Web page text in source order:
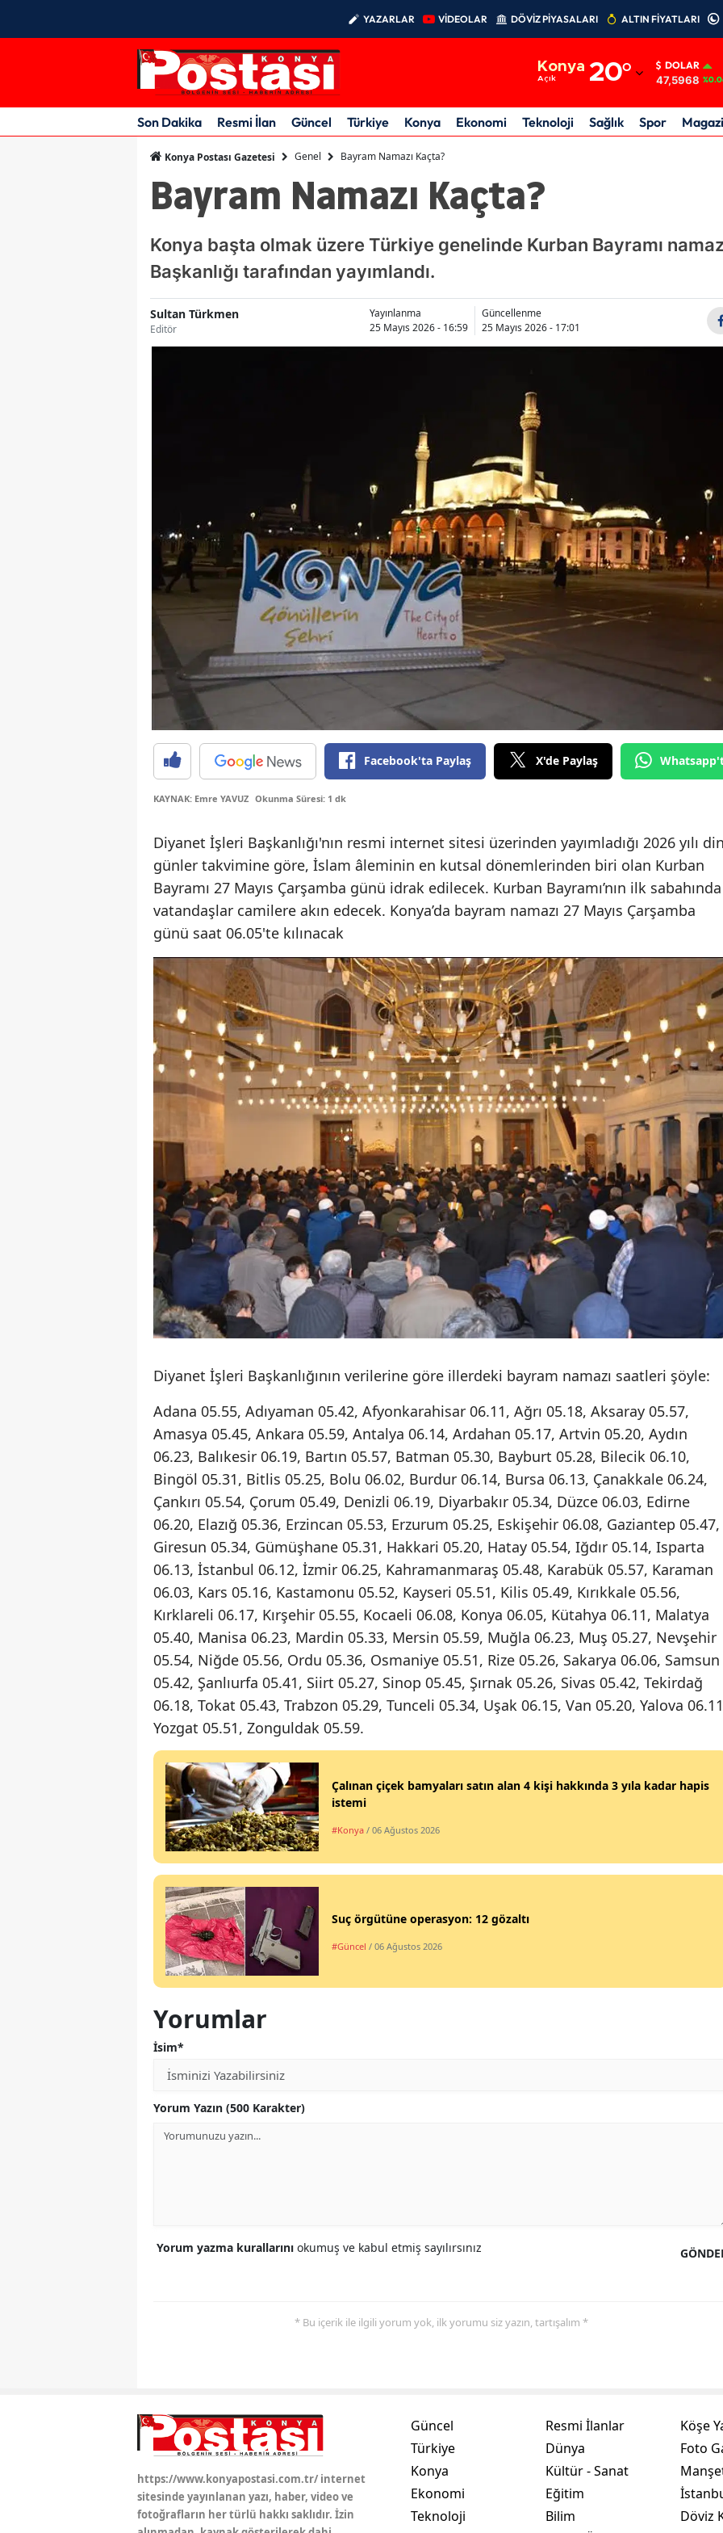
YAZARLAR VİDEOLAR DÖVİZ PİYASALARI ALTIN FİYATLARI
Konya
Açık 20°
Adıyaman
Afyonkarahisar
Antalya
Balıkesir
Burdur
Bursa
Çanakkale
Çankırı
Diyarbakır
Edirne
Elazığ
Erzurum
Eskişehir
Gaziantep
Gümüşhane
Hakkari
Hatay
Isparta
Mersin
İstanbul
İzmir
Kars
Kastamonu
Kırklareli
Kırşehir
Kocaeli
Konya
Kütahya
Malatya
Manisa
Kahramanmaraş
Mardin
Muğla
Muş
Nevşehir
Niğde
Karaman
Şırnak
Bartın
Ardahan
DOLAR
47,5968
Son Dakika Resmi İlan Güncel Türkiye Konya Ekonomi Teknoloji Sağlık Spor
Konya Postası Gazetesi Genel Bayram Namazı Kaçta?
Bayram Namazı Kaçta?
Konya başta olmak üzere Türkiye genelinde Kurban Bayramı
Başkanlığı tarafından yayımlandı.
Sultan Türkmen
Editör
Yayınlanma
25 Mayıs 2026 - 16:59
Güncellenme
25 Mayıs 2026 - 17:01
Facebook'ta Paylaş X'de Paylaş
KAYNAK: Emre YAVUZ Okunma Süresi: 1 dk
Diyanet İşleri Başkanlığı'nın resmi internet sitesi üzerinden yayımladığı 2026 yılı
günler takvimine göre, İslam âleminin en kutsal dönemlerinden biri olan Kurban
Bayramı 27 Mayıs Çarşamba günü idrak edilecek. Kurban Bayramı’nın ilk sabahında
vatandaşlar camilere akın edecek. Konya’da bayram namazı 27 Mayıs Çarşamba
günü saat 06.05'te kılınacak
Diyanet İşleri Başkanlığının verilerine göre illerdeki bayram namazı saatleri şöyle:
Adana 05.55, Adıyaman 05.42, Afyonkarahisar 06.11, Ağrı 05.18, Aksaray 05.57,
Amasya 05.45, Ankara 05.59, Antalya 06.14, Ardahan 05.17, Artvin 05.20, Aydın
06.23, Balıkesir 06.19, Bartın 05.57, Batman 05.30, Bayburt 05.28, Bilecik 06.10,
Bingöl 05.31, Bitlis 05.25, Bolu 06.02, Burdur 06.14, Bursa 06.13, Çanakkale 06.24,
Çankırı 05.54, Çorum 05.49, Denizli 06.19, Diyarbakır 05.34, Düzce 06.03, Edirne
06.20, Elazığ 05.36, Erzincan 05.53, Erzurum 05.25, Eskişehir 06.08, Gaziantep 05.47,
Giresun 05.34, Gümüşhane 05.31, Hakkari 05.20, Hatay 05.54, Iğdır 05.14, Isparta
06.13, İstanbul 06.12, İzmir 06.25, Kahramanmaraş 05.48, Karabük 05.57, Karaman
06.03, Kars 05.16, Kastamonu 05.52, Kayseri 05.51, Kilis 05.49, Kırıkkale 05.56,
Kırklareli 06.17, Kırşehir 05.55, Kocaeli 06.08, Konya 06.05, Kütahya 06.11, Malatya
05.40, Manisa 06.23, Mardin 05.33, Mersin 05.59, Muğla 06.23, Muş 05.27, Nevşehir
05.54, Niğde 05.56, Ordu 05.36, Osmaniye 05.51, Rize 05.26, Sakarya 06.06, Samsun
05.42, Şanlıurfa 05.41, Siirt 05.27, Sinop 05.45, Şırnak 05.26, Sivas 05.42, Tekirdağ
06.18, Tokat 05.43, Trabzon 05.29, Tunceli 05.34, Uşak 06.15, Van 05.20, Yalova
Yozgat 05.51, Zonguldak 05.59.
Çalınan çiçek bamyaları satın alan 4 kişi hakkında 3 yıla kadar hapis
istemi
#Konya / 06 Ağustos 2026
Suç örgütüne operasyon: 12 gözaltı
#Güncel / 06 Ağustos 2026
Yorumlar
İsim*
Yorum Yazın (500 Karakter)
Yorum yazma kurallarını okumuş ve kabul etmiş sayılırsınız
* Bu içerik ile ilgili yorum yok, ilk yorumu siz yazın, tartışalım *
https://www.konyapostasi.com.tr/ internet
sitesinde yayınlanan yazı, haber, video ve
fotoğrafların her türlü hakkı saklıdır. İzin
Güncel
Türkiye
Konya
Ekonomi
Teknoloji
Resmi İlanlar
Dünya
Kültür - Sanat
Eğitim
Bilim
Köşe
Foto
Döviz